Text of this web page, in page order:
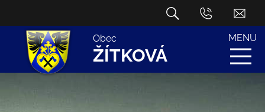
Obec
ŽÍTKOVÁ
MENU